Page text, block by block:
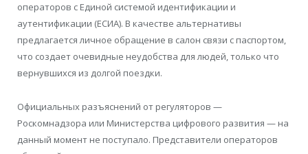
операторов с Единой системой идентификации и
аутентификации (ЕСИА). В качестве альтернативы
предлагается личное обращение в салон связи с паспортом,
что создает очевидные неудобства для людей, только что
вернувшихся из долгой поездки.
Официальных разъяснений от регуляторов —
Роскомнадзора или Министерства цифрового развития — на
данный момент не поступало. Представители операторов